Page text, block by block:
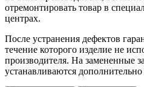
отремонтировать товар в
центрах.
После устранения дефектов
течение которого изделие не
производителя. На замененные
устанавливаются